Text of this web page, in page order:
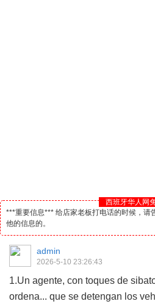
西班牙华人网
***重要信息*** 给店家老板打电话的时候，请
他的信息的。
admin
2026-5-10 23:26:43
1.Un agente, con toques de
ordena... que se detengan los